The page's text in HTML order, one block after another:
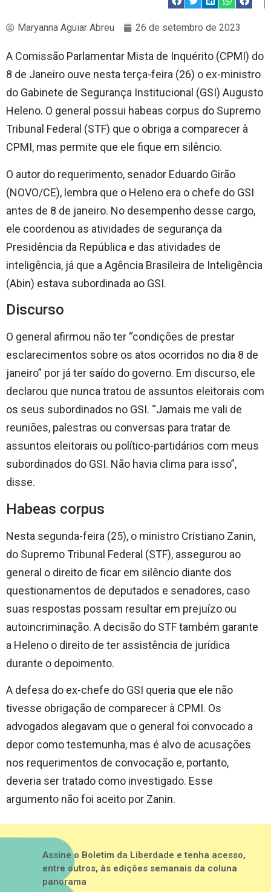
Maryanna Aguiar Abreu 26 de setembro de 2023
A Comissão Parlamentar Mista de Inquérito (CPMI) do
8 de Janeiro ouve nesta terça-feira (26) o ex-ministro
do Gabinete de Segurança Institucional (GSI) Augusto
Heleno. O general possui habeas corpus do Supremo
Tribunal Federal (STF) que o obriga a comparecer à
CPMI, mas permite que ele fique em silêncio.
O autor do requerimento, senador Eduardo Girão
(NOVO/CE), lembra que o Heleno era o chefe do GSI
antes de 8 de janeiro. No desempenho desse cargo,
ele coordenou as atividades de segurança da
Presidência da República e das atividades de
inteligência, já que a Agência Brasileira de Inteligência
(Abin) estava subordinada ao GSI.
Discurso
O general afirmou não ter “condições de prestar
esclarecimentos sobre os atos ocorridos no dia 8 de
janeiro” por já ter saído do governo. Em discurso, ele
declarou que nunca tratou de assuntos eleitorais com
os seus subordinados no GSI. “Jamais me vali de
reuniões, palestras ou conversas para tratar de
assuntos eleitorais ou político-partidários com meus
subordinados do GSI. Não havia clima para isso”,
disse.
Habeas corpus
Nesta segunda-feira (25), o ministro Cristiano Zanin,
do Supremo Tribunal Federal (STF), assegurou ao
general o direito de ficar em silêncio diante dos
questionamentos de deputados e senadores, caso
suas respostas possam resultar em prejuízo ou
autoincriminação. A decisão do STF também garante
a Heleno o direito de ter assistência de jurídica
durante o depoimento.
A defesa do ex-chefe do GSI queria que ele não
tivesse obrigação de comparecer à CPMI. Os
advogados alegavam que o general foi convocado a
depor como testemunha, mas é alvo de acusações
nos requerimentos de convocação e, portanto,
deveria ser tratado como investigado. Esse
argumento não foi aceito por Zanin.
Assine o Boletim da Liberdade e tenha acesso,
entre outros, às edições semanais da coluna
panorama